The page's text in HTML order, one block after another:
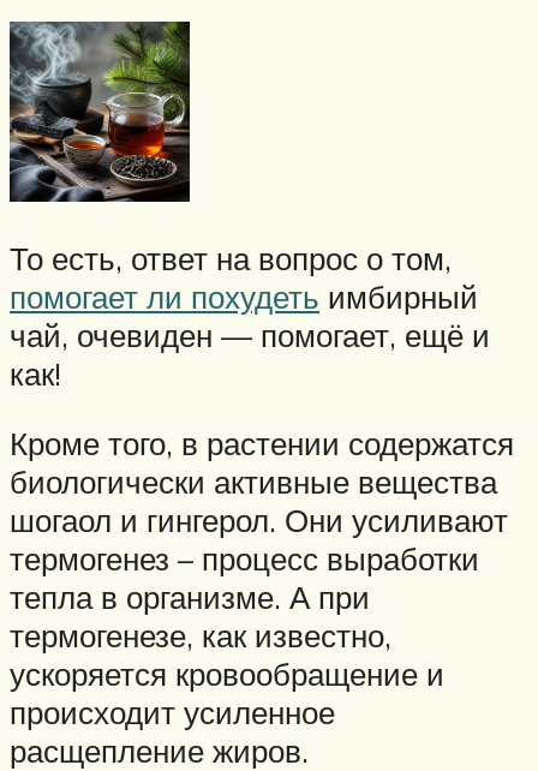
То есть, ответ на вопрос о том,
помогает ли похудеть имбирный
чай, очевиден — помогает, ещё и
как!
Кроме того, в растении содержатся
биологически активные вещества
шогаол и гингерол. Они усиливают
термогенез – процесс выработки
тепла в организме. А при
термогенезе, как известно,
ускоряется кровообращение и
происходит усиленное
расщепление жиров.